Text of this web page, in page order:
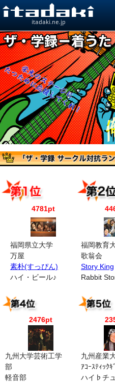
itadaki.ne.jp
4781pt
福岡県立大学
万屋
素朴(すっぴん)
ハイ・ビール♪
福岡教育
歌翁会
Story King
Rabbit
2476pt
九州大学芸術工学
部
軽音部
九州産業
ｱｺｰｽﾃｨｯｸ
ハイ♭チ